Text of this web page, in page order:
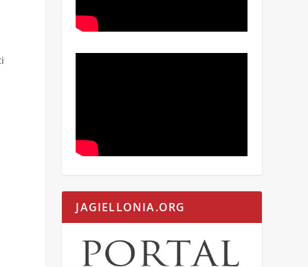
JAGIELLONIA.ORG